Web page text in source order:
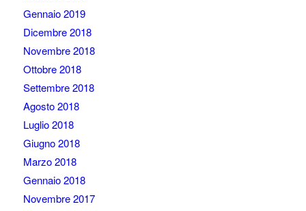
Gennaio 2019
Dicembre 2018
Novembre 2018
Ottobre 2018
Settembre 2018
Agosto 2018
Luglio 2018
Giugno 2018
Marzo 2018
Gennaio 2018
Novembre 2017